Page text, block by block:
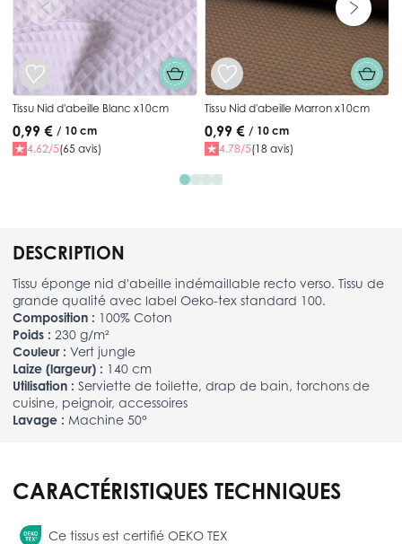
DESCRIPTION
Tissu éponge nid d'abeille indémaillable recto verso. Tissu de
grande qualité avec label Oeko-tex standard 100.
Composition : 100% Coton
Poids : 230 g/m²
Couleur : Vert jungle
Laize (largeur) : 140 cm
Utilisation : Serviette de toilette, drap de bain, torchons de
cuisine, peignoir, accessoires
Lavage : Machine 50°
Tissu Nid d'abeille Blanc x10cm
0,99 € / 10 cm
4.62/5(65 avis)
Tissu Nid d'abeille Marron x10cm
0,99 € / 10 cm
4.78/5(18 avis)
CARACTÉRISTIQUES TECHNIQUES
Ce tissus est certifié OEKO TEX